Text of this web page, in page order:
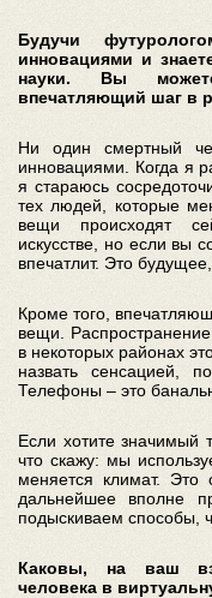
Будучи
инновациями и
науки. Вы
впечатляющий шаг в
Ни один смертный
инновациями. Когда я
я стараюсь
тех людей, которые
вещи происходят
искусстве, но если вы
впечатлит. Это
Кроме того,
вещи.
в некоторых районах
назвать сенсацией,
Телефоны – это
Если хотите значимый
что скажу: мы
меняется климат. Это
дальнейшее вполне
подыскиваем способы,
Каковы, на ваш
человека в